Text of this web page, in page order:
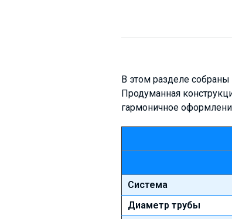
В этом разделе собраны
Продуманная
гармоничное
Система
Диаметр трубы